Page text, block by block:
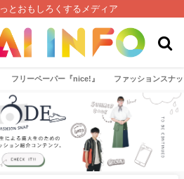
とおもしろくするメディア
フリーペーパー『nice!』 ファッションスナ